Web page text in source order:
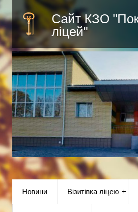
Сайт КЗО
ліцей"
Новини Візитівка ліцею